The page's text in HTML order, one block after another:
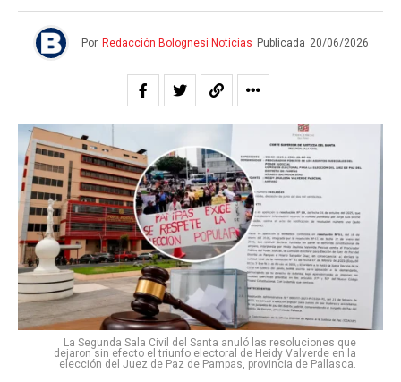
Por Redacción Bolognesi Noticias Publicada 20/06/2026
La Segunda Sala Civil del Santa anuló las resoluciones que
dejaron sin efecto el triunfo electoral de Heidy Valverde en la
elección del Juez de Paz de Pampas, provincia de Pallasca.